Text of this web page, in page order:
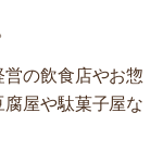
の飲食店やお惣
屋や駄菓子屋な